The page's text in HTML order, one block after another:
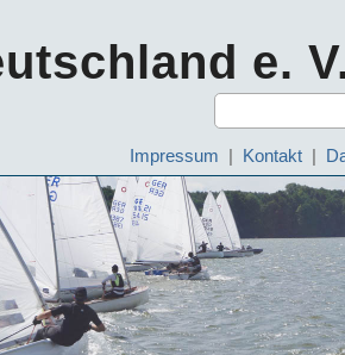
e.
Impressum | Kontakt |